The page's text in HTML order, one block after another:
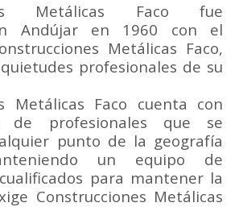
Metálicas Faco fue
Andújar en 1960 con el
Metálicas Faco,
profesionales de su
Metálicas Faco cuenta con
de profesionales que se
punto de la geografía
un equipo de
para mantener la
Construcciones Metálicas